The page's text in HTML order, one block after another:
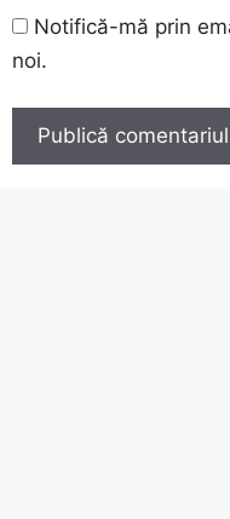
Notifică-mă prin
noi.